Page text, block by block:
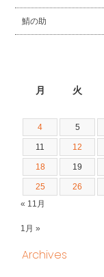
鯖の助
月 火
4 5
11 12
18 19
25 26
« 11月
1月 »
Archives